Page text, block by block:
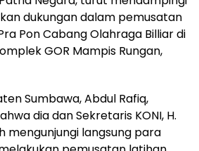
dukungan dalam pemusatan
Pon Cabang Olahraga Billiar di
GOR Mampis Rungan,
Sumbawa, Abdul Rafiq,
dia dan Sekretaris KONI, H.
mengunjungi langsung para